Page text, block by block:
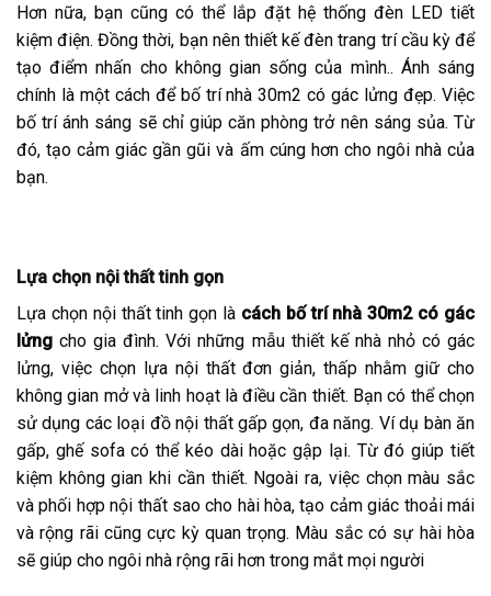
Hơn nữa, bạn cũng có thể lắp đặt hệ thống đèn LED tiết
kiệm điện. Đồng thời, bạn nên thiết kế đèn trang trí cầu kỳ để
tạo điểm nhấn cho không gian sống của mình.. Ánh sáng
chính là một cách để bố trí nhà 30m2 có gác lửng đẹp. Việc
bố trí ánh sáng sẽ chỉ giúp căn phòng trở nên sáng sủa. Từ
đó, tạo cảm giác gần gũi và ấm cúng hơn cho ngôi nhà của
bạn.
Lựa chọn nội thất tinh gọn
Lựa chọn nội thất tinh gọn là cách bố trí nhà 30m2 có gác
lửng cho gia đình. Với những mẫu thiết kế nhà nhỏ có gác
lửng, việc chọn lựa nội thất đơn giản, thấp nhằm giữ cho
không gian mở và linh hoạt là điều cần thiết. Bạn có thể chọn
sử dụng các loại đồ nội thất gấp gọn, đa năng. Ví dụ bàn ăn
gấp, ghế sofa có thể kéo dài hoặc gập lại. Từ đó giúp tiết
kiệm không gian khi cần thiết. Ngoài ra, việc chọn màu sắc
và phối hợp nội thất sao cho hài hòa, tạo cảm giác thoải mái
và rộng rãi cũng cực kỳ quan trọng. Màu sắc có sự hài hòa
sẽ giúp cho ngôi nhà rộng rãi hơn trong mắt mọi người